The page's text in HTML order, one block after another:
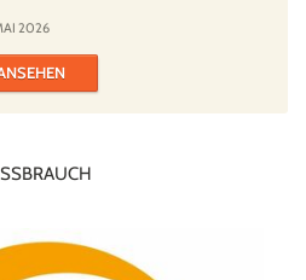
2026